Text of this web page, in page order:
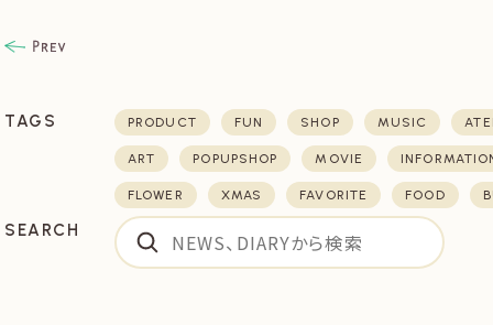
TAGS PRODUCT FUN SHOP MUSIC
ART POPUPSHOP MOVIE
FLOWER XMAS FAVORITE FOOD
SEARCH